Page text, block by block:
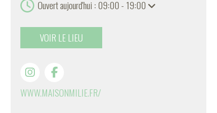
Ouvert aujourd'hui : 09:00 - 19:00
VOIR LE LIEU
WWW.MAISONMILIE.FR/